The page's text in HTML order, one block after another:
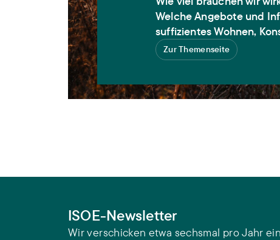
Welche Angebote und
suffizientes Wohnen,
Zur Themenseite
ISOE-Newsletter
Wir verschicken etwa sechsmal pro Jahr